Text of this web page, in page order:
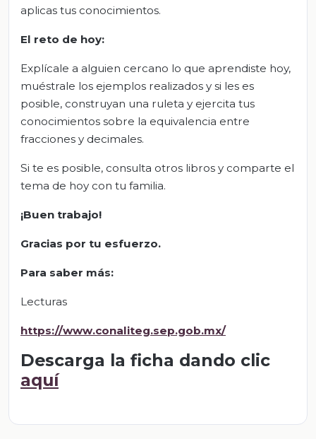
aplicas tus conocimientos.
El reto de hoy:
Explícale a alguien cercano lo que aprendiste hoy,
muéstrale los ejemplos realizados y si les es
posible, construyan una ruleta y ejercita tus
conocimientos sobre la equivalencia entre
fracciones y decimales.
Si te es posible, consulta otros libros y comparte el
tema de hoy con tu familia.
¡Buen trabajo!
Gracias por tu esfuerzo.
Para saber más:
Lecturas
https://www.conaliteg.sep.gob.mx/
Descarga la ficha dando clic
aquí